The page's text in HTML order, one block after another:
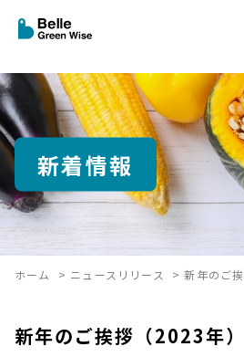
新着情報
ホーム > ニュースリリース >新年のご
新年のご挨拶（2023年）